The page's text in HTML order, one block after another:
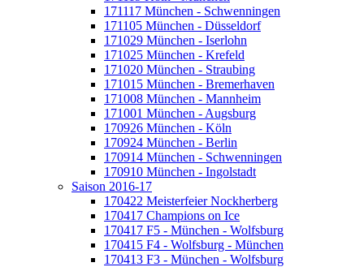
171117 München - Schwenningen
171105 München - Düsseldorf
171029 München - Iserlohn
171025 München - Krefeld
171020 München - Straubing
171015 München - Bremerhaven
171008 München - Mannheim
171001 München - Augsburg
170926 München - Köln
170924 München - Berlin
170914 München - Schwenningen
170910 München - Ingolstadt
Saison 2016-17
170422 Meisterfeier Nockherberg
170417 Champions on Ice
170417 F5 - München - Wolfsburg
170415 F4 - Wolfsburg - München
170413 F3 - München - Wolfsburg